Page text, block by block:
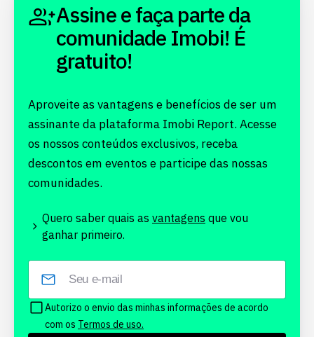
Assine e faça parte da
comunidade Imobi! É
gratuito!
Aproveite as vantagens e benefícios de ser um
assinante da plataforma Imobi Report. Acesse
os nossos conteúdos exclusivos, receba
descontos em eventos e participe das nossas
comunidades.
Quero saber quais as vantagens que vou
ganhar primeiro.
Autorizo o envio das minhas informações de acordo
com os Termos de uso.